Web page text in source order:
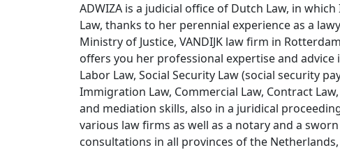
ADWIZA is a judicial office of Dutch Law, in which
Law, thanks to her perennial experience as a
Ministry of Justice, VANDIJK law firm in
offers you her professional expertise and
Labor Law, Social Security Law (social security
Immigration Law, Commercial Law, Contract
and mediation skills, also in a juridical
various law firms as well as a notary and a
consultations in all provinces of the